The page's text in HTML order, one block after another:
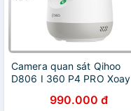
Camera quan sát Qihoo
D806 I 360 P4 PRO Xoay
990.000 đ